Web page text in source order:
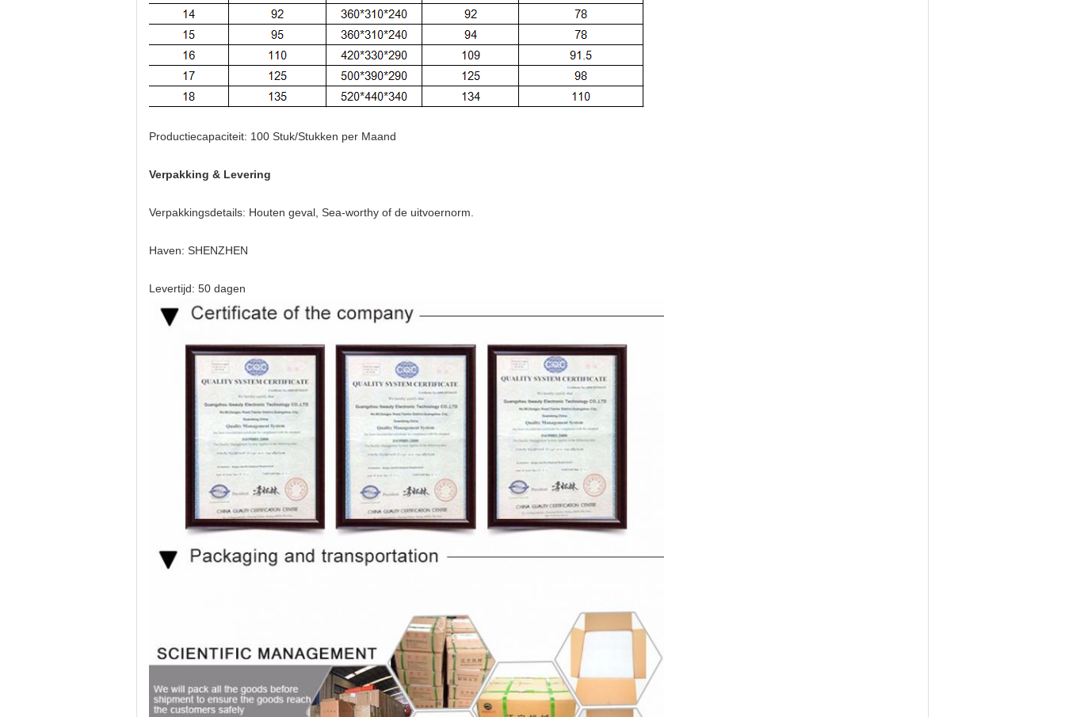
Productiecapaciteit: 100 Stuk/Stukken per Maand
Verpakking & Levering
Verpakkingsdetails: Houten geval, Sea-worthy of de uitvoernorm.
Haven: SHENZHEN
Levertijd: 50 dagen